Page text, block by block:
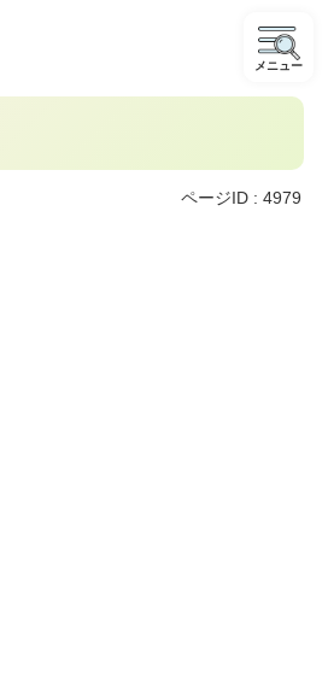
メニュー
ページID : 4979